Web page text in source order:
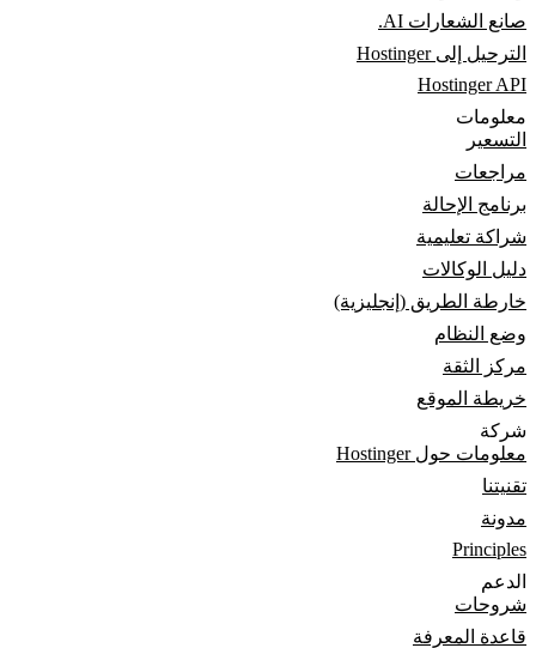
صانع الشعارات AI.
الترحيل إلى Hostinger
Hostinger API
معلومات
التسعير
مراجعات
برنامج الإحالة
شراكة تعليمية
دليل الوكالات
خارطة الطريق (إنجليزية)
وضع النظام
مركز الثقة
خريطة الموقع
شركة
معلومات حول Hostinger
تقنيتنا
مدونة
Principles
الدعم
شروحات
قاعدة المعرفة